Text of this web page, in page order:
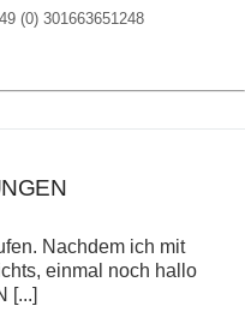
(0) 301663651248
einmal noch hallo
[...]